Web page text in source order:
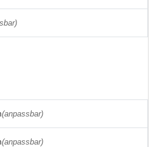
(anpassbar)
(anpassbar)